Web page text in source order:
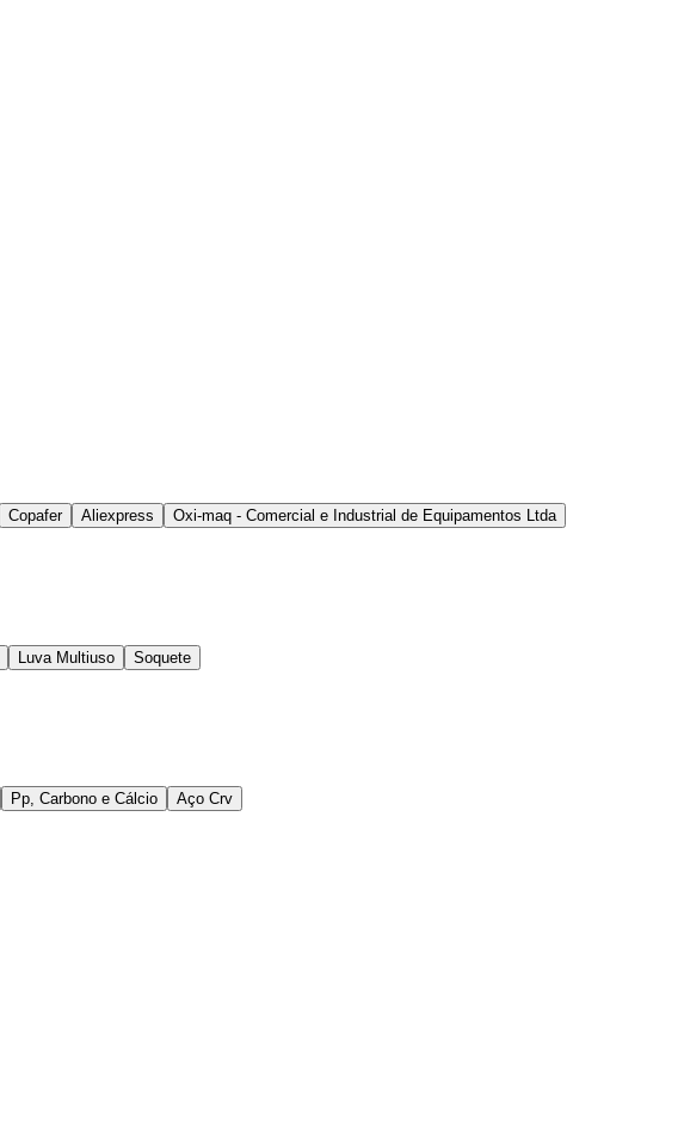
Copafer Aliexpress
Oxi-maq - Comercial e Industrial de Equipamentos Ltda
Luva Multiuso Soquete
Pp, Carbono e Cálcio Aço Crv